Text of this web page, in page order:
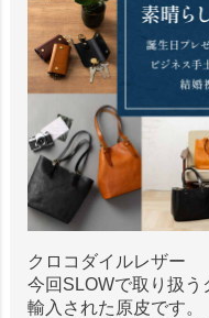
クロコダイルレザー
今回SLOWで取り扱う
輸入された原皮です。